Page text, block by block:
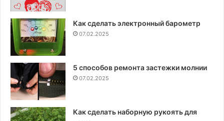
Как сделать электронный барометр
07.02.2025
5 способов ремонта застежки молнии
07.02.2025
Как сделать наборную рукоять для